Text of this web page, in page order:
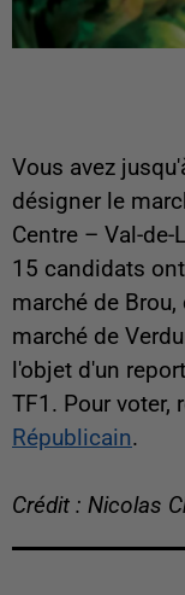
Vous avez
désigner le
Centre – Val-
15 candidats
marché de
marché de
l'objet d'un
TF1. Pour voter,
Républicain.
Crédit : Nicolas